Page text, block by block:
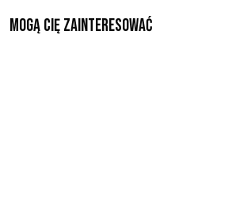
Mogą Cię zainteresować